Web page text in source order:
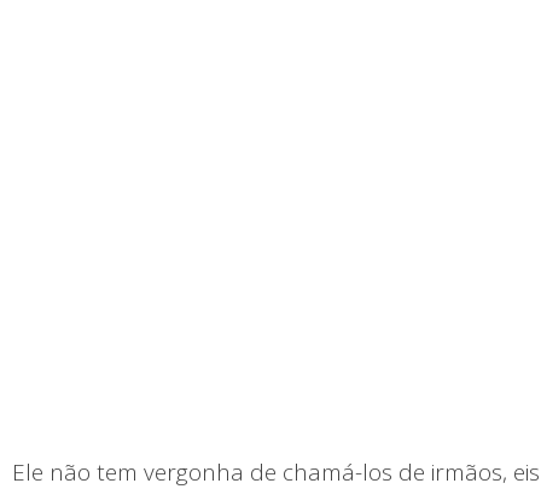
Ele não tem vergonha de chamá-los de irmãos, eis